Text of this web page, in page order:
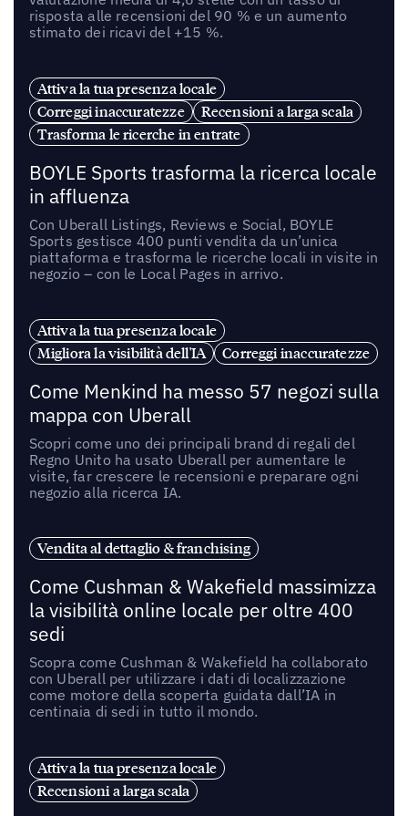
risposta alle recensioni del 90 % e un aumento
stimato dei ricavi del +15 %.
Attiva la tua presenza locale
Correggi inaccuratezze
Recensioni a larga scala
Trasforma le ricerche in entrate
BOYLE Sports trasforma la ricerca locale
in affluenza
Con Uberall Listings, Reviews e Social, BOYLE
Sports gestisce 400 punti vendita da un’unica
piattaforma e trasforma le ricerche locali in visite in
negozio – con le Local Pages in arrivo.
Attiva la tua presenza locale
Migliora la visibilità dell'IA
Correggi inaccuratezze
Come Menkind ha messo 57 negozi sulla
mappa con Uberall
Scopri come uno dei principali brand di regali del
Regno Unito ha usato Uberall per aumentare le
visite, far crescere le recensioni e preparare ogni
negozio alla ricerca IA.
Vendita al dettaglio & franchising
Come Cushman & Wakefield massimizza
la visibilità online locale per oltre 400
sedi
Scopra come Cushman & Wakefield ha collaborato
con Uberall per utilizzare i dati di localizzazione
come motore della scoperta guidata dall’IA in
centinaia di sedi in tutto il mondo.
Attiva la tua presenza locale
Recensioni a larga scala